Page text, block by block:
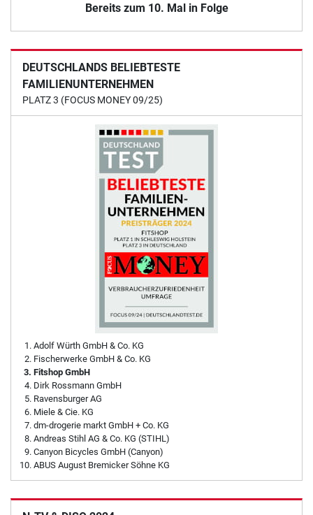
Bereits zum 10. Mal in Folge
DEUTSCHLANDS BELIEBTESTE
FAMILIENUNTERNEHMEN
PLATZ 3 (FOCUS MONEY 09/25)
Adolf Würth GmbH & Co. KG
Fischerwerke GmbH & Co. KG
Fitshop GmbH
Dirk Rossmann GmbH
Ravensburger AG
Miele & Cie. KG
dm-drogerie markt GmbH + Co. KG
Andreas Stihl AG & Co. KG (STIHL)
Canyon Bicycles GmbH (Canyon)
ABUS August Bremicker Söhne KG